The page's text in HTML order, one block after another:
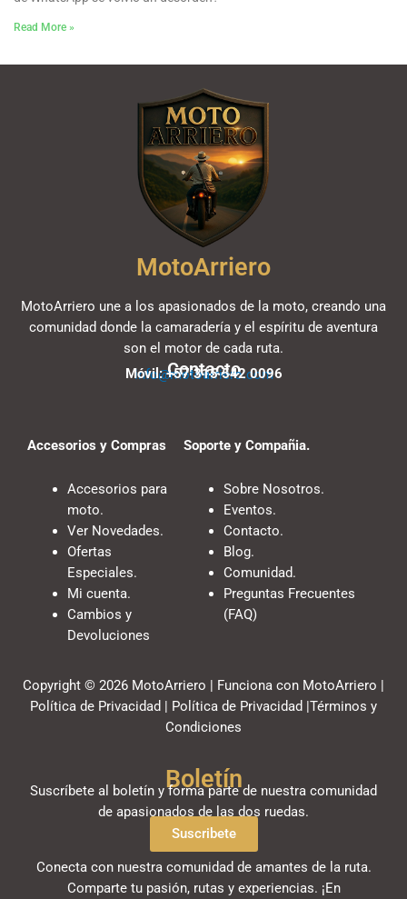
Read More »
MotoArriero
MotoArriero une a los apasionados de la moto, creando una
comunidad donde la camaradería y el espíritu de aventura
son el motor de cada ruta.
Contacto
info@motoarriero.com
Móvil: +57 315 542 0096
Accesorios y Compras
Accesorios para
moto.
Ver Novedades.
Ofertas
Especiales.
Mi cuenta.
Cambios y
Devoluciones
Soporte y Compañia.
Sobre Nosotros.
Eventos.
Contacto.
Blog.
Comunidad.
Preguntas Frecuentes
(FAQ)
Copyright © 2026 MotoArriero | Funciona con MotoArriero |
Política de Privacidad | Política de Privacidad |Términos y
Condiciones
Boletín
Suscríbete al boletín y forma parte de nuestra comunidad
de apasionados de las dos ruedas.
Suscribete
Conecta con nuestra comunidad de amantes de la ruta.
Comparte tu pasión, rutas y experiencias. ¡En